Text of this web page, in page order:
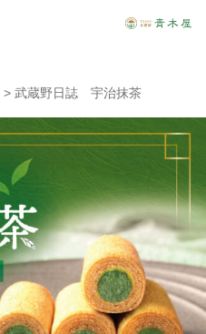
> 武蔵野日誌 宇治抹茶